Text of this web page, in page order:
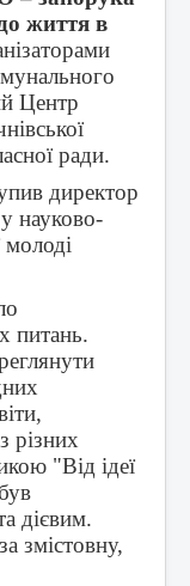
життя в
Центр
ради.
директор
науково-
молоді
питань.
різних
"Від ідеї
дієвим.
змістовну,